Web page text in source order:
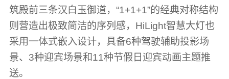
筑殿前三条汉白玉御道，“1+1+1”的经典对称结构
则营造出极致简洁的序列感，HiLight智慧大灯也
采用一体式嵌入设计，具备6种驾驶辅助投影场
景、3种迎宾场景和11种节假日迎宾动画主题推
送。